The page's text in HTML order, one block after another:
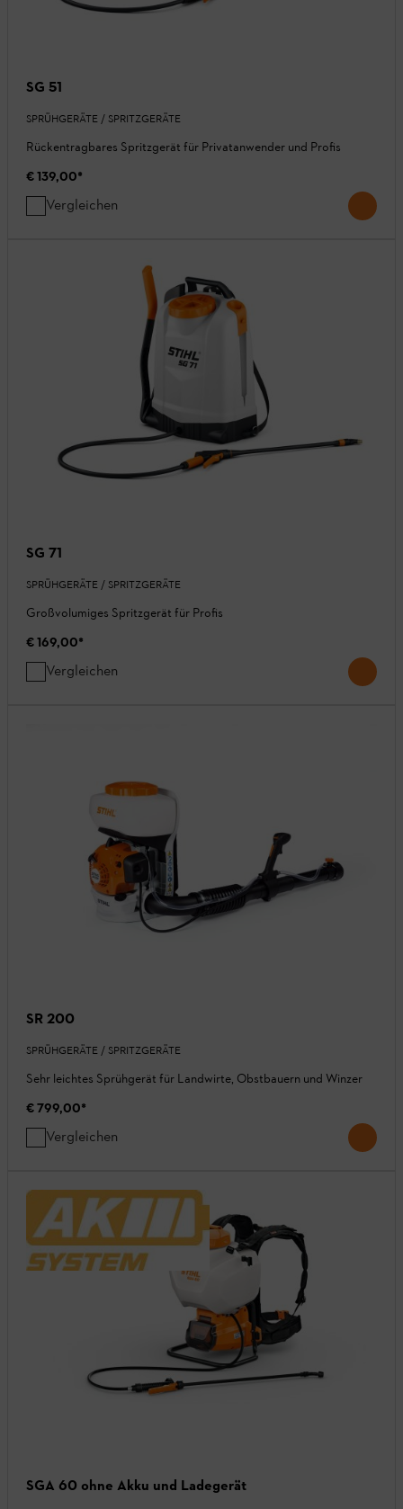
SG 51
SPRÜHGERÄTE / SPRITZGERÄTE
Rückentragbares Spritzgerät für Privatanwender und Profis
€ 139,00*
Vergleichen
SG 71
SPRÜHGERÄTE / SPRITZGERÄTE
Großvolumiges Spritzgerät für Profis
€ 169,00*
Vergleichen
SR 200
SPRÜHGERÄTE / SPRITZGERÄTE
Sehr leichtes Sprühgerät für Landwirte, Obstbauern und Winzer
€ 799,00*
Vergleichen
SGA 60 ohne Akku und Ladegerät